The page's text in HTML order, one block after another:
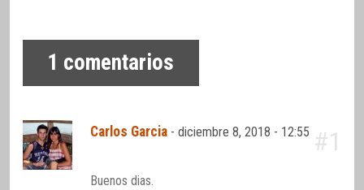
1 comentarios
Carlos Garcia -diciembre 8, 2018 - 12:55 #1
Buenos dias.